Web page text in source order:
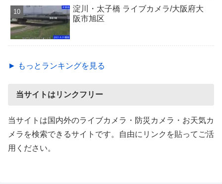
淀川・太子橋 ライブカメラ/大阪府大
阪市旭区
► もっとランキングを見る
当サイトはリンクフリー
当サイトは国内外のライブカメラ・防災カメラ・お天気カ
メラを検索できるサイトです。自由にリンクを貼ってご活
用ください。